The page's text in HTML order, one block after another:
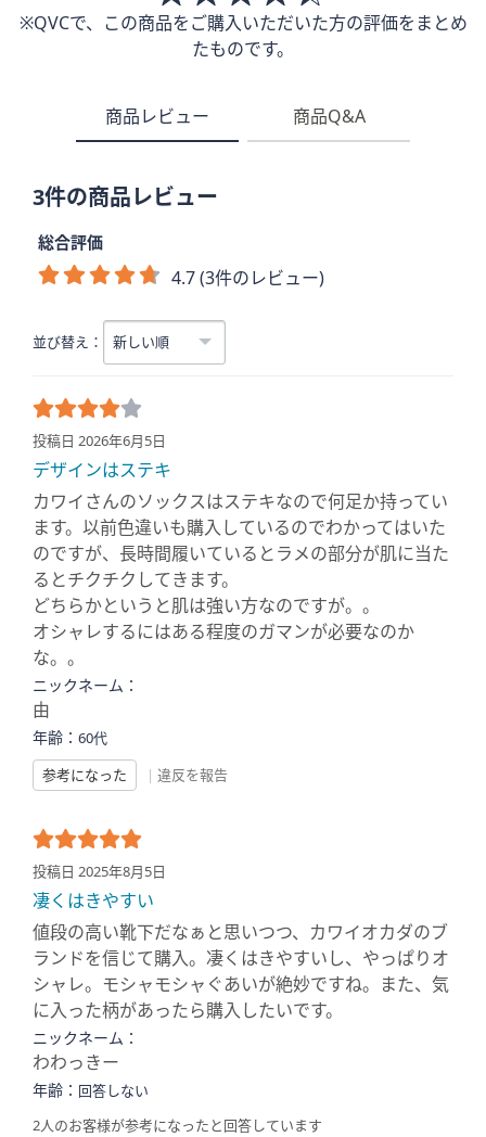
※QVCで、この商品をご購入いただいた方の評価をまとめ
たものです。
商品レビュー 商品Q&A
3件の商品レビュー
総合評価
4.7 (3件のレビュー)
並び替え：
投稿日 2026年6月5日
デザインはステキ
カワイさんのソックスはステキなので何足か持ってい
ます。以前色違いも購入しているのでわかってはいた
のですが、長時間履いているとラメの部分が肌に当た
るとチクチクしてきます。
どちらかというと肌は強い方なのですが。。
オシャレするにはある程度のガマンが必要なのか
な。。
ニックネーム：
由
年齢： 60代
参考になった
| 違反を報告
投稿日 2025年8月5日
凄くはきやすい
値段の高い靴下だなぁと思いつつ、カワイオカダのブ
ランドを信じて購入。凄くはきやすいし、やっぱりオ
シャレ。モシャモシャぐあいが絶妙ですね。また、気
に入った柄があったら購入したいです。
ニックネーム：
わわっきー
年齢： 回答しない
2人のお客様が参考になったと回答しています